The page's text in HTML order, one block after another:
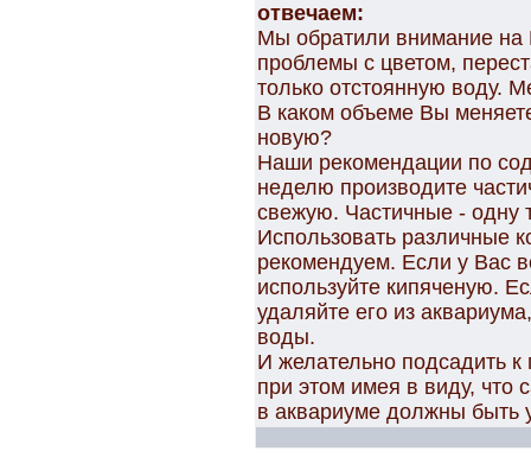
отвечаем:
Мы обратили внимание на
проблемы с цветом,
только отстоянную воду.
В каком объеме Вы
новую?
Наши рекомендации по
неделю производите
свежую. Частичные - одну
Использовать различные
рекомендуем. Если у Вас
используйте кипяченую.
удаляйте его из
воды.
И желательно подсадить к
при этом имея в виду, что
в аквариуме должны быть